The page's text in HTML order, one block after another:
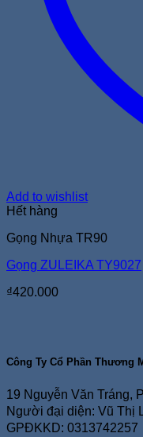
Add to wishlist
Hết hàng
Gọng Nhựa TR90
Gọng ZULEIKA TY9027
₫420.000
Công Ty Cổ Phần Thương
19 Nguyễn Văn Tráng,
Người đại diện: Vũ Thị
GPĐKKD: 0313742257